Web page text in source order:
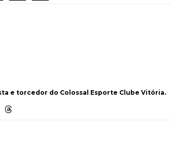
e torcedor do Colossal Esporte Clube Vitória.